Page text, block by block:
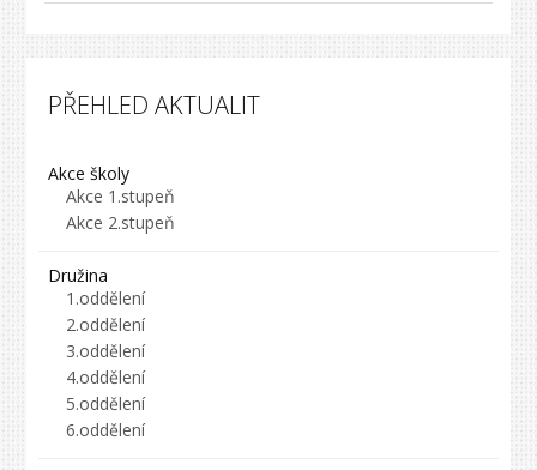
PŘEHLED AKTUALIT
Akce školy
Akce 1.stupeň
Akce 2.stupeň
Družina
1.oddělení
2.oddělení
3.oddělení
4.oddělení
5.oddělení
6.oddělení